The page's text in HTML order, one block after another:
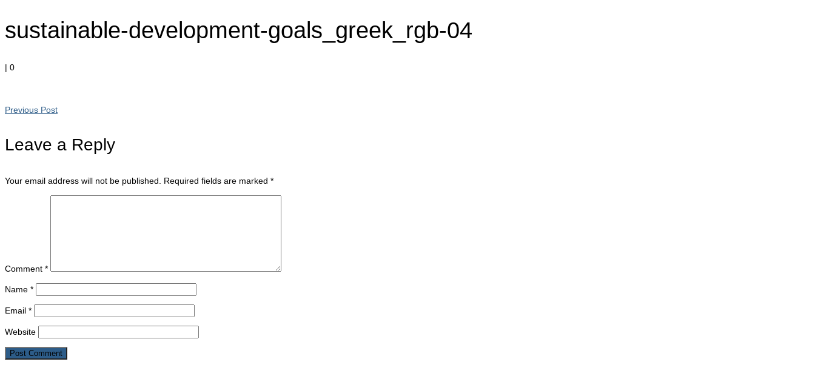
sustainable-development-goals_greek_rgb-04
| 0
Previous Post
Leave a Reply
Your email address will not be published. Required fields are marked *
Comment *
Name *
Email *
Website